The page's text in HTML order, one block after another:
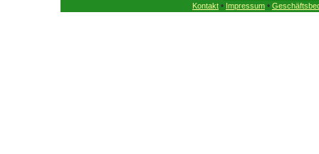
Kontakt • Impressum •